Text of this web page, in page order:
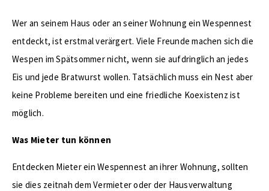
Wer an seinem Haus oder an seiner Wohnung ein Wespennest
entdeckt, ist erstmal verärgert. Viele Freunde machen sich die
Wespen im Spätsommer nicht, wenn sie aufdringlich an jedes
Eis und jede Bratwurst wollen. Tatsächlich muss ein Nest aber
keine Probleme bereiten und eine friedliche Koexistenz ist
möglich.
Was Mieter tun können
Entdecken Mieter ein Wespennest an ihrer Wohnung, sollten
sie dies zeitnah dem Vermieter oder der Hausverwaltung